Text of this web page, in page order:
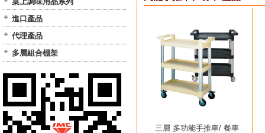
進口產品
代理產品
多層組合棚架
三層 多功能手推車/ 餐車